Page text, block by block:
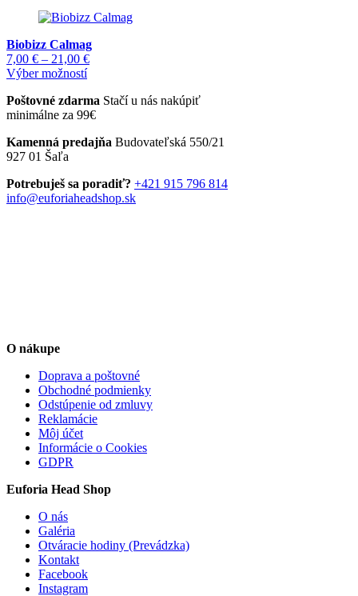
vybrať
stránke
produktu.
through
má
variantov.
Možnosti
si
vybrať
na
produktu.
Biobizz Calmag
7,00 € – 21,00 €Price
through
21,00 €
Výber možnostíTento
má
viacero
Možnosti
vybrať
na
Poštovné zdarma Stačí u nás nakúpiť
minimálne za 99€
Kamenná predajňa Budovateľská 550/21
927 01 Šaľa
Potrebuješ sa poradiť? +421 915 796 814
info@euforiaheadshop.sk
O nákupe
Doprava a poštovné
Obchodné podmienky
Odstúpenie od zmluvy
Reklamácie
Môj účet
Informácie o Cookies
GDPR
Euforia Head Shop
O nás
Galéria
Otváracie hodiny (Prevádzka)
Kontakt
Facebook
Instagram